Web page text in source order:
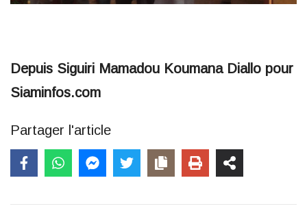
Depuis Siguiri Mamadou Koumana Diallo pour
Siaminfos.com
Partager l'article